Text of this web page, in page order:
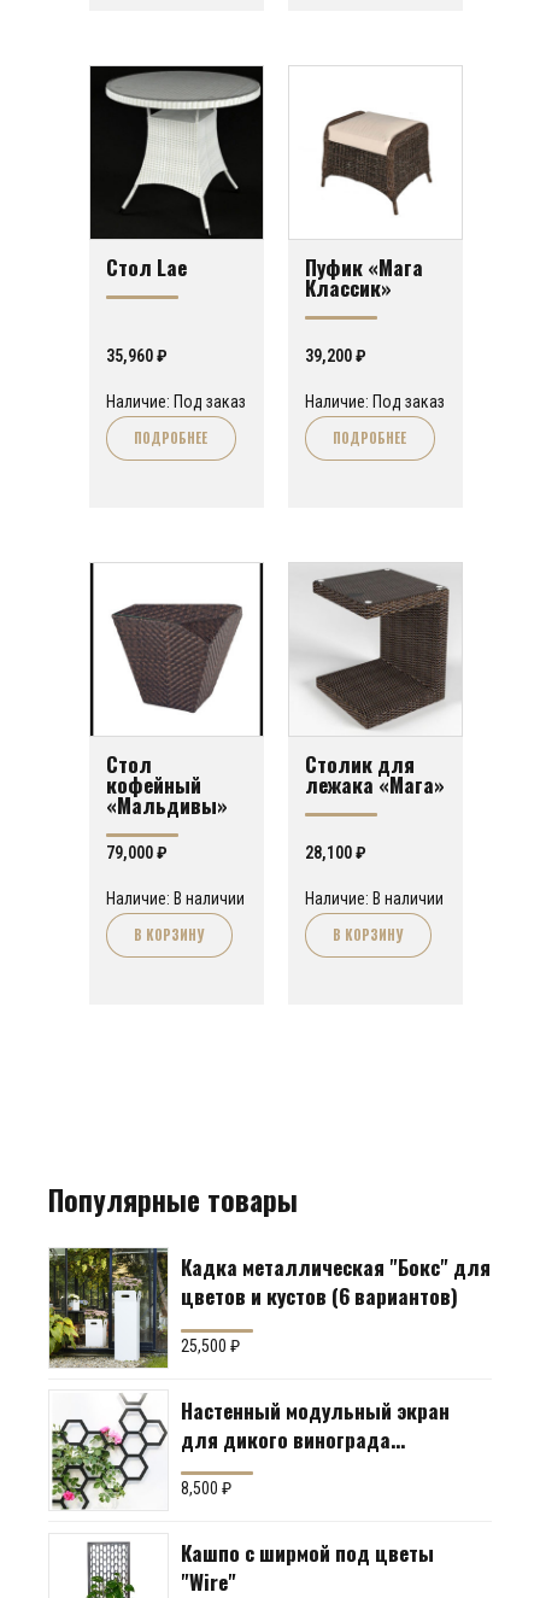
Стол Lae
35,960₽
Наличие: Под заказ
ПОДРОБНЕЕ
Пуфик «Мага
Классик»
39,200₽
Наличие: Под заказ
ПОДРОБНЕЕ
Стол
кофейный
«Мальдивы»
79,000₽
Наличие: В наличии
В КОРЗИНУ
Столик для
лежака «Мага»
28,100₽
Наличие: В наличии
В КОРЗИНУ
Популярные товары
Кадка металлическая "Бокс" для
цветов и кустов (6 вариантов)
25,500₽
Настенный модульный экран
для дикого винограда
"Коллекция Соты"
8,500₽
Кашпо с ширмой под цветы
"Wire"